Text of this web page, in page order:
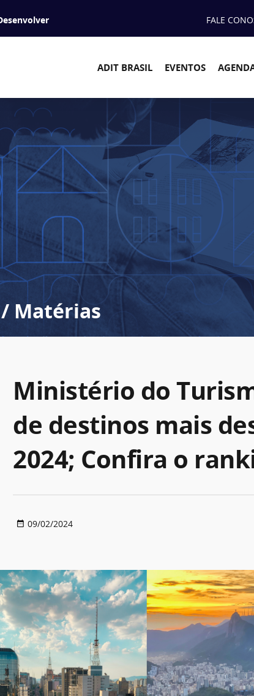
FALE
ADIT BRASIL EVENTOS
Matérias
Ministério do
de destinos mais
2024; Confira o
09/02/2024